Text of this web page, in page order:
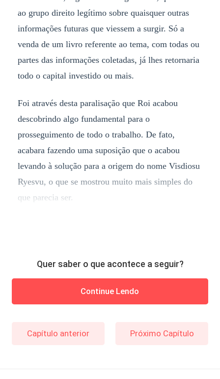
ao grupo direito legítimo sobre quaisquer outras
informações futuras que viessem a surgir. Só a
venda de um livro referente ao tema, com todas ou
partes das informações coletadas, já lhes retornaria
todo o capital investido ou mais.
Foi através desta paralisação que Roi acabou
descobrindo algo fundamental para o
prosseguimento de todo o trabalho. De fato,
acabara fazendo uma suposição que o acabou
levando à solução para a origem do nome Visdiosu
Ryesvu, o que se mostrou muito mais simples do
que parecia ser.
Quer saber o que acontece a seguir?
Continue Lendo
Capítulo anterior Próximo Capítulo